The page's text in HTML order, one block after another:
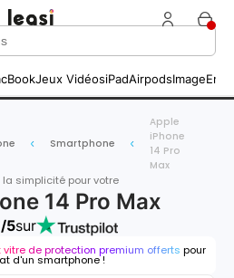
Jeux VidéosiPadAirpodsImage
Smartphone
Apple
iPhone
14 Pro
Max
simplicité pour votre
14 Pro Max
5sur
vitre de protection premium offerts pour
d'un smartphone !